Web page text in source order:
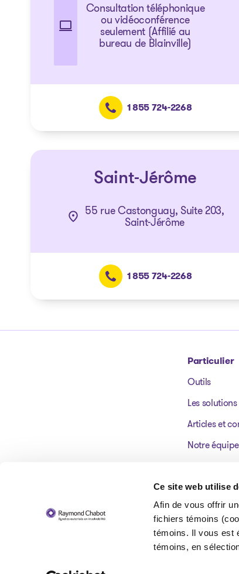
Ce site web utilise
Afin de vous offrir
fichiers témoins
témoins. Il vous est
témoins, en
Consultation téléphonique
ou vidéoconférence
seulement (Affilié au
bureau de Blainville)
1 855 724-2268
Saint-Jérôme
55 rue Castonguay, Suite 203,
Saint-Jérôme
1 855 724-2268
Particulier
Outils
Les solutions
Articles et
Notre équipe
FAQ
© 2026 Raymond Chabot inc. Syndics autorisés en